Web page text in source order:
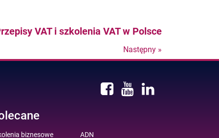
VAT i szkolenia VAT w Polsce
Następny »
Nastepny
biznesowe ADN